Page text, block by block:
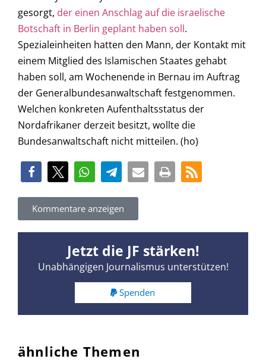
gesorgt, der einen Anschlag auf die israelische
Botschaft in Berlin geplant haben soll.
Spezialeinheiten hatten den Mann, der Kontakt mit
einem Mitglied des Islamischen Staates gehabt
haben soll, am Wochenende in Bernau im Auftrag
der Generalbundesanwaltschaft festgenommen.
Welchen konkreten Aufenthaltsstatus der
Nordafrikaner derzeit besitzt, wollte die
Bundesanwaltschaft nicht mitteilen. (ho)
Kommentare anzeigen
Jetzt die JF stärken!
Unabhängigen Journalismus unterstützen!
Spenden
ähnliche Themen